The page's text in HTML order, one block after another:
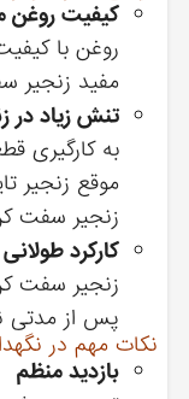
کیفیت روغن
روغن با
مفید زنجیر
تنش زیاد در
به کارگیری
موقع زنجیر
زنجیر سفت
کارکرد
زنجیر سفت
پس از مدتی
نکات مهم در
بازدید منظم